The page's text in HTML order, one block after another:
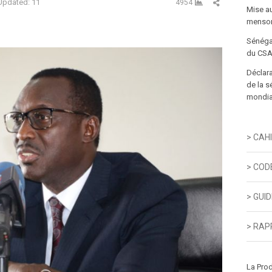
11
4954 Partager cet
Mise
du
de la
>
>
>
>
La